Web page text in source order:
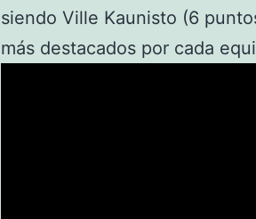
siendo Ville Kaunisto (6
más destacados por cada